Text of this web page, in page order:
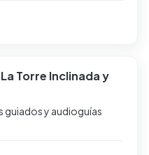
Torre Inclinada y
guiados y audioguías